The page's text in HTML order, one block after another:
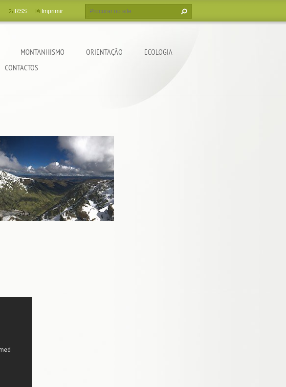
MONTANHISMO ORIENTAÇÃO
ECOLOGIA
CONTACTOS
RSS Imprimir